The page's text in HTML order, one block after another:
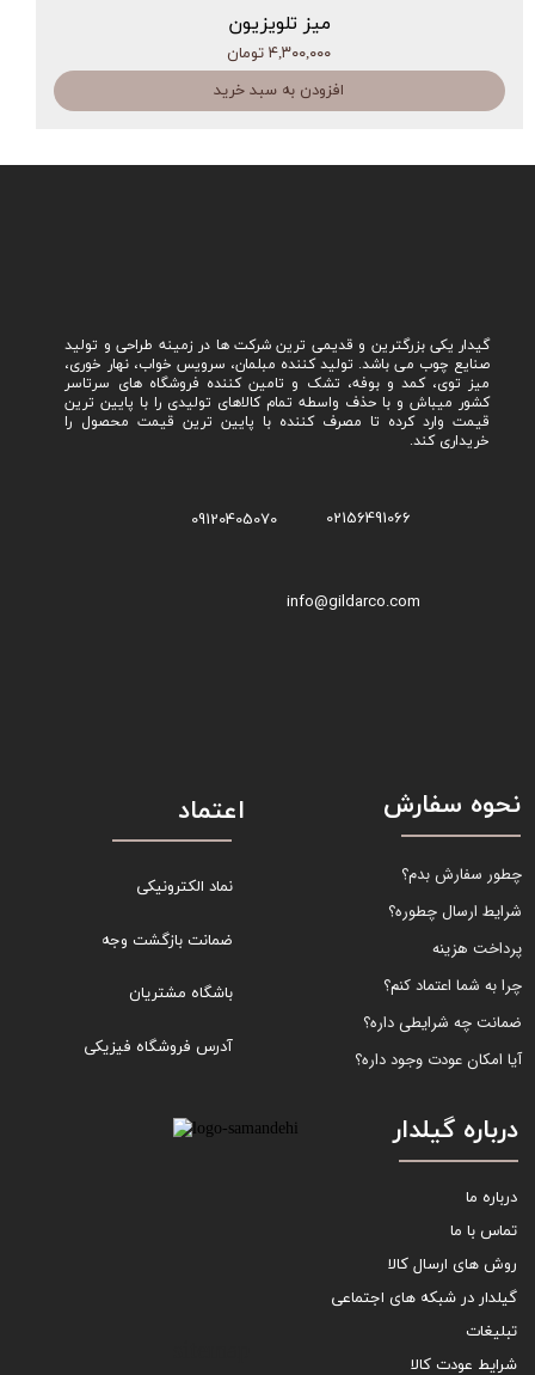
میز تلویزیون
۴,۳۰۰,۰۰۰ تومان
افزودن به سبد خرید
گیدار یکی بزرگترین و قدیمی ترین شرکت ها در زمینه طراحی و تولید
صنایع چوب می باشد. تولید کننده مبلمان، سرویس خواب، نهار خوری،
میز توی، کمد و بوفه، تشک و تامین کننده فروشگاه های سرتاسر
کشور میباش و با حذف واسطه تمام کالاهای تولیدی را با پایین ترین
قیمت وارد کرده تا مصرف کننده با پایین ترین قیمت محصول را
خریداری کند.
02156491066
09120405070
info@gildarco.com
نحوه سفارش
چطور سفارش بدم؟
شرایط ارسال چطوره؟
پرداخت هزینه
چرا به شما اعتماد کنم؟
ضمانت چه شرایطی داره؟
آیا امکان عودت وجود داره؟
اعتماد
نماد الکترونیکی
ضمانت بازگشت وجه
باشگاه مشتریان
آدرس فروشگاه فیزیکی
درباره گیلدار
درباره ما
تماس با ما
روش های ارسال کالا
گیلدار در شبکه های اجتماعی
تبلیغات
شرایط عودت کالا